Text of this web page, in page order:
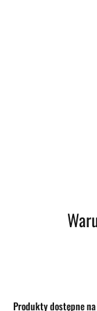
Produkty dostępne